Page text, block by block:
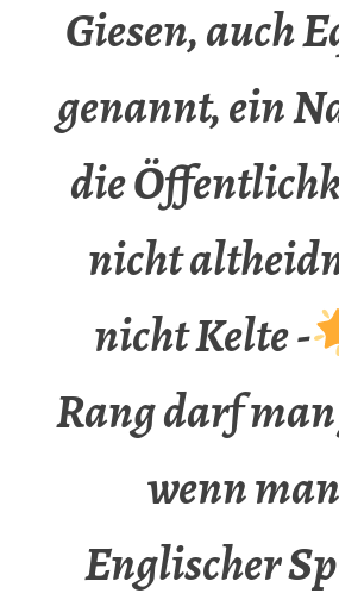
Giesen, auch
genannt, ein
die
nicht
nicht Kelte -
Rang darf
wenn
Englischer